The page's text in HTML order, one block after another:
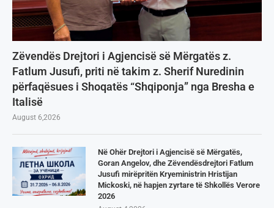
Zëvendës Drejtori i Agjencisë së Mërgatës z.
Fatlum Jusufi, priti në takim z. Sherif Nuredinin
përfaqësues i Shoqatës “Shqiponja” nga Bresha e
Italisë
August 6,2026
Në Ohër Drejtori i Agjencisë së Mërgatës,
Goran Angelov, dhe Zëvendësdrejtori Fatlum
Jusufi mirëpritën Kryeministrin Hristijan
Mickoski, në hapjen zyrtare të Shkollës Verore
2026